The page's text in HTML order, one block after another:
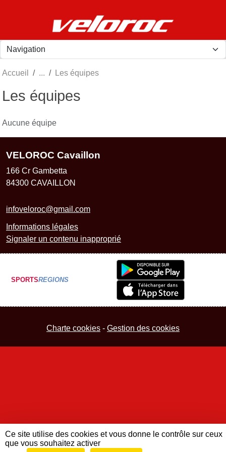
Accueil Les équipes
Les équipes
Aucune équipe
VELOROC Cavaillon
166 Cr Gambetta
84300 CAVAILLON
infoveloroc@gmail.com
Informations légales
Signaler un contenu inapproprié
SPORTSREGIONS
Charte cookies Gestion des cookies
Ce site utilise des cookies et vous donne le contrôle sur ceux
que vous souhaitez activer